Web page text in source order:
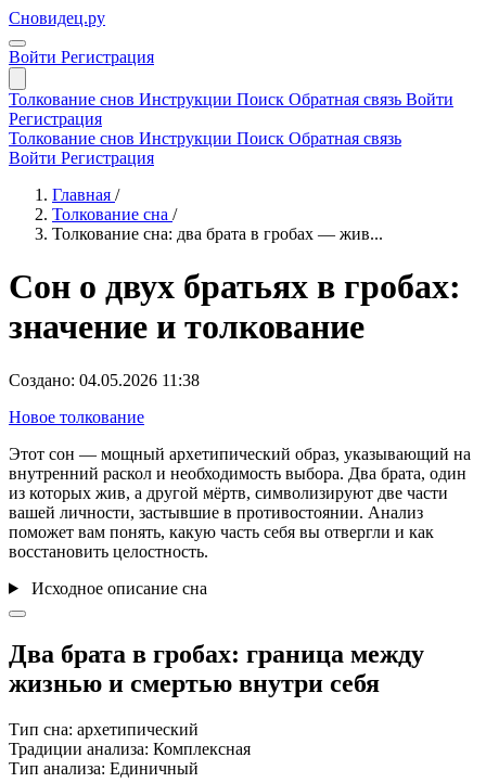
Сновидец.ру
Войти Регистрация
Толкование снов Инструкции Поиск Обратная связь Войти
Регистрация
Толкование снов Инструкции Поиск Обратная связь
Войти Регистрация
Главная /
Толкование сна /
Толкование сна: два брата в гробах — жив...
Сон о двух братьях в гробах:
значение и толкование
Создано: 04.05.2026 11:38
Новое толкование
Этот сон — мощный архетипический образ, указывающий на
внутренний раскол и необходимость выбора. Два брата, один
из которых жив, а другой мёртв, символизируют две части
вашей личности, застывшие в противостоянии. Анализ
поможет вам понять, какую часть себя вы отвергли и как
восстановить целостность.
Исходное описание сна
Два брата в гробах: граница между
жизнью и смертью внутри себя
Тип сна: архетипический
Традиции анализа: Комплексная
Тип анализа: Единичный